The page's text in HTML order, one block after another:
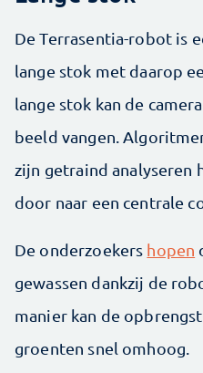
De Terrasentia-robot is
lange stok met daarop
lange stok kan de
beeld vangen.
zijn getraind analyseren
door naar een centrale
De onderzoekers hopen
gewassen dankzij de
manier kan de
groenten snel omhoog.